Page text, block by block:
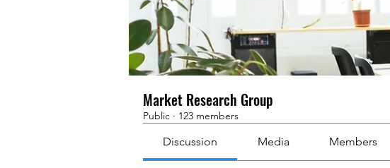
Market Research Group
Public · 123 members
Discussion Media Members